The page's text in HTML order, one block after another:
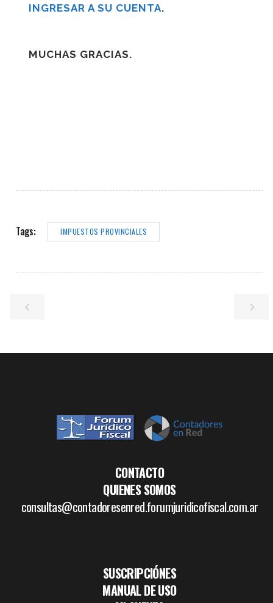
INGRESAR A SU CUENTA.
MUCHAS GRACIAS.
Tags: IMPUESTOS PROVINCIALES
CONTACTO
QUIENES SOMOS
consultas@contadoresenred.forumjuridicofiscal.com.ar
SUSCRIPCIÓNES
MANUAL DE USO